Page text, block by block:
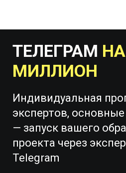
ТЕЛЕГРАМ НА
МИЛЛИОН
Индивидуальная
экспертов,
— запуск вашего
проекта через
Telegram